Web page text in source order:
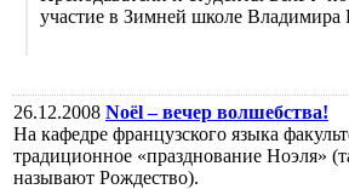
участие в Зимней школе Владимира
26.12.2008 Noël – вечер волшебства!
На кафедре французского языка
традиционное «празднование Ноэля»
называют Рождество).